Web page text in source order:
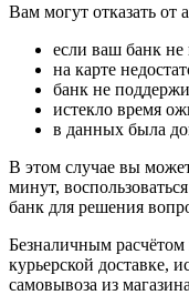
Вам могут отказать от
если ваш банк не
на карте
банк не
истекло время
в данных была
В этом случае вы
минут,
банк для решения
Безналичным
курьерской доставке,
самовывоза из